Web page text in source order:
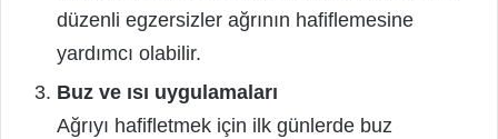
düzenli egzersizler ağrının hafiflemesine
yardımcı olabilir.
Buz ve ısı uygulamaları
Ağrıyı hafifletmek için ilk günlerde buz